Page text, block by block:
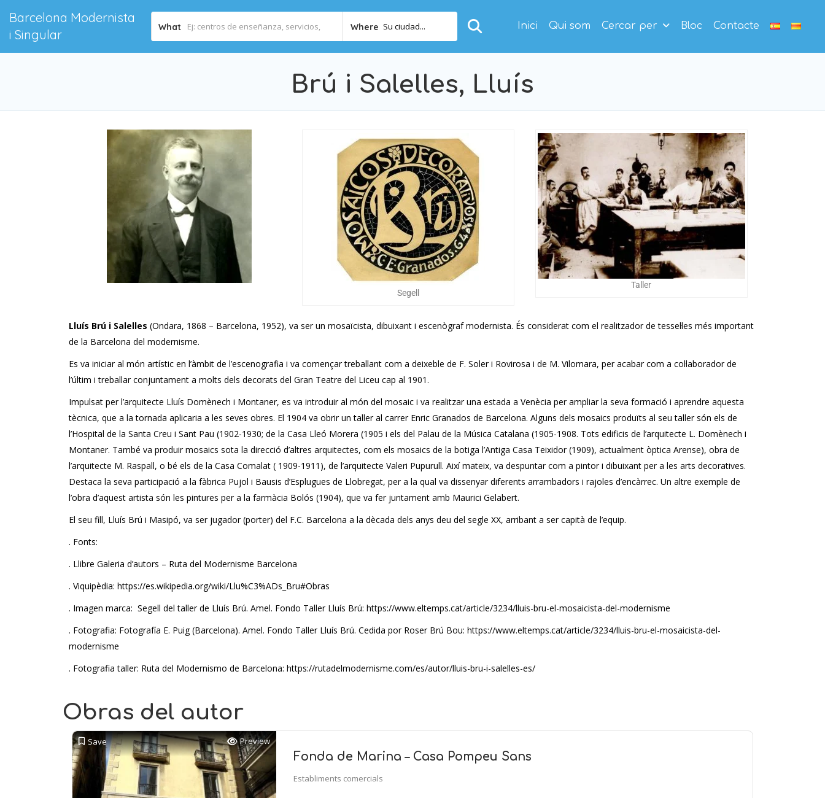
Barcelona Modernista
i Singular
What Where Su ciudad... Inici Qui som Cercar per Bloc Contacte
Brú i Salelles, Lluís
Segell
Taller
Lluís Brú i Salelles (Ondara, 1868 – Barcelona, 1952), va ser un mosaïcista, dibuixant i escenògraf modernista. És considerat com el realitzador de tessel·les més important
de la Barcelona del modernisme.
Es va iniciar al món artístic en l’àmbit de l’escenografia i va començar treballant com a deixeble de F. Soler i Rovirosa i de M. Vilomara, per acabar com a col·laborador de
l’últim i treballar conjuntament a molts dels decorats del Gran Teatre del Liceu cap al 1901.
Impulsat per l’arquitecte Lluís Domènech i Montaner, es va introduir al món del mosaic i va realitzar una estada a Venècia per ampliar la seva formació i aprendre aquesta
tècnica, que a la tornada aplicaria a les seves obres. El 1904 va obrir un taller al carrer Enric Granados de Barcelona. Alguns dels mosaics produïts al seu taller són els de
l’Hospital de la Santa Creu i Sant Pau (1902-1930; de la Casa Lleó Morera (1905 i els del Palau de la Música Catalana (1905-1908. Tots edificis de l’arquitecte L. Domènech i
Montaner. També va produir mosaics sota la direcció d’altres arquitectes, com els mosaics de la botiga l’Antiga Casa Teixidor (1909), actualment òptica Arense), obra de
l’arquitecte M. Raspall, o bé els de la Casa Comalat ( 1909-1911), de l’arquitecte Valeri Pupurull. Així mateix, va despuntar com a pintor i dibuixant per a les arts decoratives.
Destaca la seva participació a la fàbrica Pujol i Bausis d’Esplugues de Llobregat, per a la qual va dissenyar diferents arrambadors i rajoles d’encàrrec. Un altre exemple de
l’obra d’aquest artista són les pintures per a la farmàcia Bolós (1904), que va fer juntament amb Maurici Gelabert.
El seu fill, Lluís Brú i Masipó, va ser jugador (porter) del F.C. Barcelona a la dècada dels anys deu del segle XX, arribant a ser capità de l’equip.
. Fonts:
. Llibre Galeria d’autors – Ruta del Modernisme Barcelona
. Viquipèdia: https://es.wikipedia.org/wiki/Llu%C3%ADs_Bru#Obras
. Imagen marca: Segell del taller de Lluís Brú. Amel. Fondo Taller Lluís Brú: https://www.eltemps.cat/article/3234/lluis-bru-el-mosaicista-del-modernisme
. Fotografia: Fotografía E. Puig (Barcelona). Amel. Fondo Taller Lluís Brú. Cedida por Roser Brú Bou: https://www.eltemps.cat/article/3234/lluis-bru-el-mosaicista-del-
modernisme
. Fotografia taller: Ruta del Modernismo de Barcelona: https://rutadelmodernisme.com/es/autor/lluis-bru-i-salelles-es/
Obras del autor
Save Preview
Fonda de Marina – Casa Pompeu Sans
Establiments comercials